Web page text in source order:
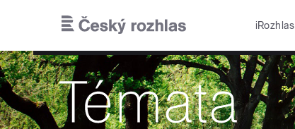
iRozhlas